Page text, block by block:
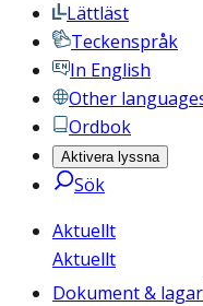
Lättläst
Teckenspråk
In English
Other
Ordbok
Aktivera lyssna
Sök
Aktuellt
Aktuellt
Dokument & lagar